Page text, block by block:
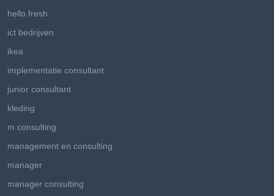
hello fresh
ict bedrijven
ikea
implementatie consultant
junior consultant
kleding
m consulting
management en consulting
manager
manager consulting